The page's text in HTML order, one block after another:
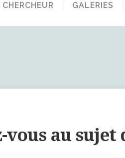
GALERIES
au sujet